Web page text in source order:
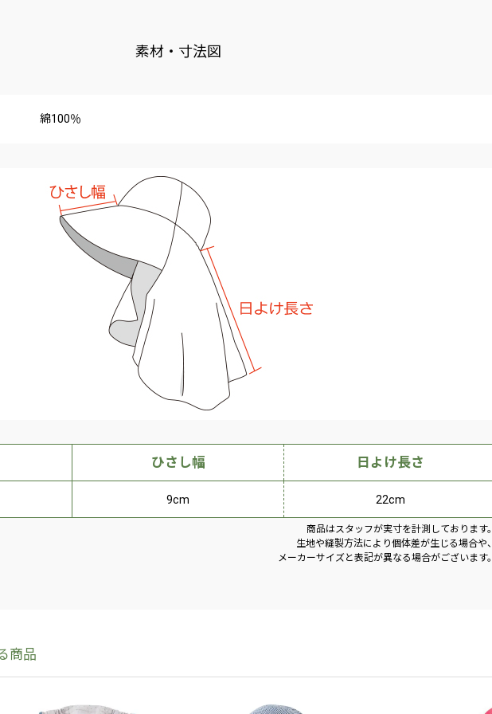
素材・寸法図
綿100％
ひさし幅 日よけ長さ
9cm 22cm
商品はスタッフが実寸を計測しております。
生地や縫製方法により個体差が生じる場合や、
メーカーサイズと表記が異なる場合がございます。